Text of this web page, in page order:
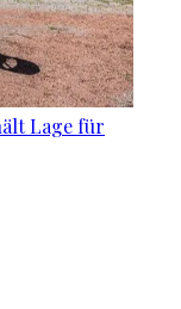
Lage für